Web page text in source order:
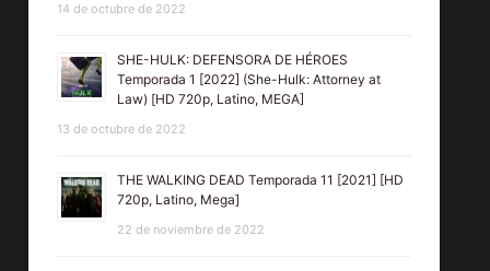
14 de octubre de 2022
SHE-HULK: DEFENSORA DE HÉROES
Temporada 1 [2022] (She-Hulk: Attorney at
Law) [HD 720p, Latino, MEGA]
13 de octubre de 2022
THE WALKING DEAD Temporada 11 [2021] [HD
720p, Latino, Mega]
22 de noviembre de 2022